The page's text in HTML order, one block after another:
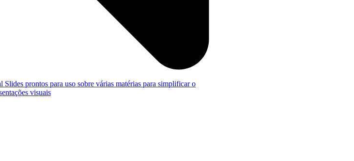
Slides prontos para uso sobre várias matérias para simplificar o
visuais